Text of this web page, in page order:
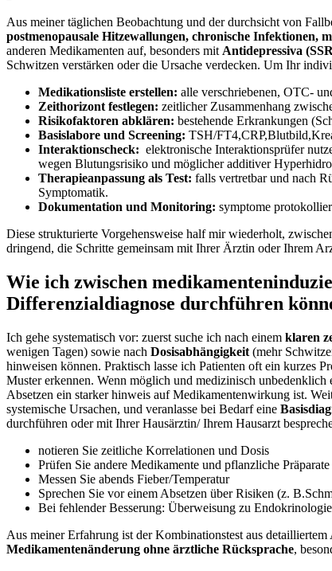
Aus meiner täglichen Beobachtung und der durchsicht von
⁤postmenopausale Hitzewallungen, chronische Infektionen,
anderen Medikamenten⁣ auf, besonders mit Antidepressiva
Schwitzen verstärken oder die Ursache verdecken. Um Ihr
Medikationsliste erstellen: alle ⁢verschriebenen,‌ OTC-
Zeithorizont festlegen: ⁣zeitlicher Zusammenhang
Risikofaktoren⁣ abklären: bestehende Erkrankungen
Basislabore und Screening: TSH/
Interaktionscheck:
elektronische Interaktionsprüfer
wegen Blutungsrisiko und möglicher additiver
Therapieanpassung als‌ Test: ​falls vertretbar⁢ und nach⁣
‌Symptomatik.
Dokumentation und Monitoring: symptome
Diese strukturierte Vorgehensweise​ half mir wiederholt,
⁣dringend, die Schritte ⁣gemeinsam mit Ihrer ​Ärztin oder⁤ Ihrem
Wie ich zwischen
Differenzialdiagnose durchführen‌
Ich gehe systematisch vor:‌ zuerst suche ich nach einem klaren⁤
wenigen Tagen) sowie nach Dosisabhängigkeit ⁢(mehr
hinweisen können. ⁤Praktisch ⁢lasse ich Patienten ​oft⁢ ein kurzes
Muster erkennen. Wenn möglich ‍und medizinisch
Absetzen ein starker hinweis auf Medikamentenwirkung ist.
⁢systemische Ursachen, ‌und veranlasse bei Bedarf eine
⁣durchführen oder​ mit Ihrer Hausärztin/ Ihrem Hausarzt
notieren Sie zeitliche Korrelationen und‌ Dosis
Prüfen​ Sie andere Medikamente und pflanzliche Präparate
Messen Sie abends Fieber/Temperatur
Sprechen ‍Sie vor einem Absetzen über Risiken (z.
Bei fehlender Besserung: Überweisung‌ zu
Aus ⁣meiner Erfahrung ist der⁤ Kombinationstest aus⁤
Medikamentenänderung ohne ärztliche ​Rücksprache,